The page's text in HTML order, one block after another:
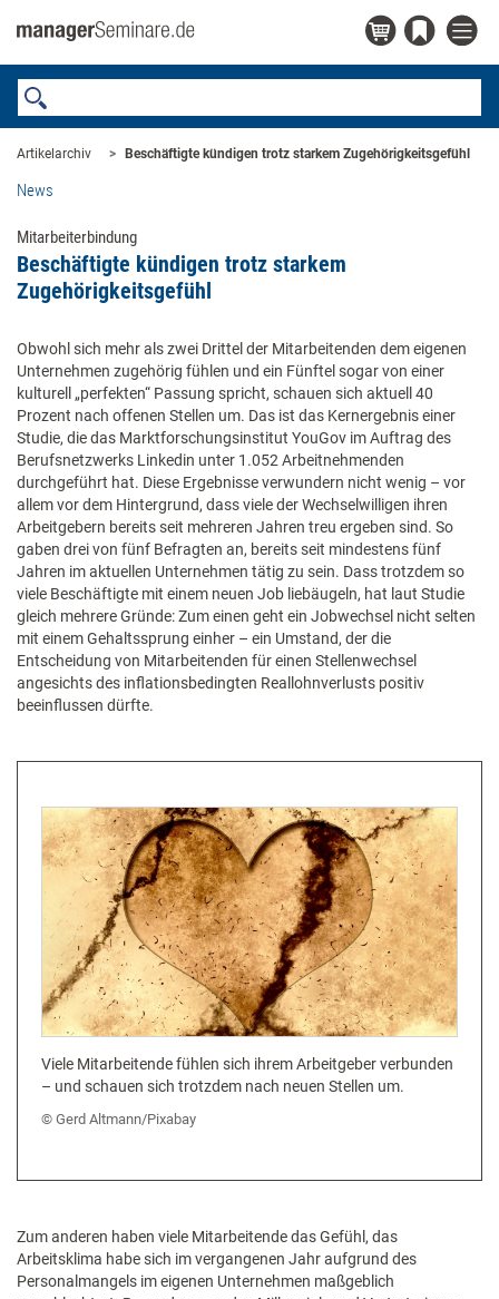
Artikelarchiv Beschäftigte kündigen trotz starkem Zugehörigkeitsgefühl
News
Mitarbeiterbindung
Beschäftigte kündigen trotz starkem
Zugehörigkeitsgefühl
Obwohl sich mehr als zwei Drittel der Mitarbeitenden dem eigenen
Unternehmen zugehörig fühlen und ein Fünftel sogar von einer
kulturell „perfekten“ Passung spricht, schauen sich aktuell 40
Prozent nach offenen Stellen um. Das ist das Kernergebnis einer
Studie, die das Marktforschungsinstitut YouGov im Auftrag des
Berufsnetzwerks Linkedin unter 1.052 Arbeitnehmenden
durchgeführt hat. Diese Ergebnisse verwundern nicht wenig – vor
allem vor dem Hintergrund, dass viele der Wechselwilligen ihren
Arbeitgebern bereits seit mehreren Jahren treu ergeben sind. So
gaben drei von fünf Befragten an, bereits seit mindestens fünf
Jahren im aktuellen Unternehmen tätig zu sein. Dass trotzdem so
viele Beschäftigte mit einem neuen Job liebäugeln, hat laut Studie
gleich mehrere Gründe: Zum einen geht ein Jobwechsel nicht selten
mit einem Gehaltssprung einher – ein Umstand, der die
Entscheidung von Mitarbeitenden für einen Stellenwechsel
angesichts des inflationsbedingten Reallohnverlusts positiv
beeinflussen dürfte.
​ Viele Mitarbeitende fühlen sich ihrem Arbeitgeber verbunden
– und schauen sich trotzdem nach neuen Stellen um.
Gerd Altmann/Pixabay
Zum anderen haben viele Mitarbeitende das Gefühl, das
Arbeitsklima habe sich im vergangenen Jahr aufgrund des
Personalmangels im eigenen Unternehmen maßgeblich